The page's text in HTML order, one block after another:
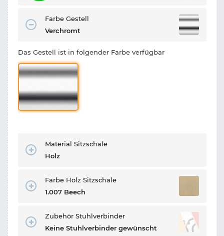
Farbe Gestell
Verchromt
Das Gestell ist in folgender Farbe verfügbar
Material Sitzschale
Holz
Farbe Holz Sitzschale
1.007 Beech
Zubehör Stuhlverbinder
Keine Stuhlverbinder gewünscht